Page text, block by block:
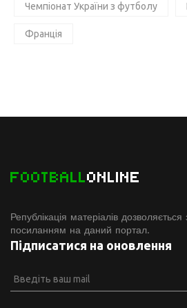
Чемпіонат України з футболу
Франція
FOOTBALLONLINE
Републікація матеріалів
посиланням на даний портал.
Підписатися на оновлення